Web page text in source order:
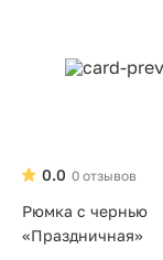
0 отзывов
0.0
Рюмка с чернью
«Праздничная»